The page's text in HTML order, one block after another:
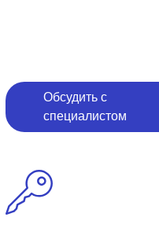
Обсудить с
специалистом